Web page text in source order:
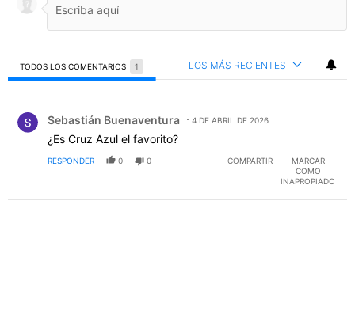
TODOS LOS COMENTARIOS 1 LOS MÁS RECIENTES
Sebastián Buenaventura 4 DE ABRIL DE 2026
¿Es Cruz Azul el favorito?
RESPONDER 0 0 COMPARTIR
MARCAR
COMO
INAPROPIADO